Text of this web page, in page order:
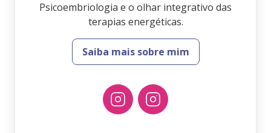
Psicoembriologia e o olhar integrativo das
terapias energéticas.
Saiba mais sobre mim